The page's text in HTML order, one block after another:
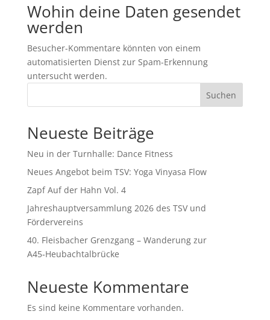
Wohin deine Daten gesendet
werden
Besucher-Kommentare könnten von einem
automatisierten Dienst zur Spam-Erkennung
untersucht werden.
Suchen
Neueste Beiträge
Neu in der Turnhalle: Dance Fitness
Neues Angebot beim TSV: Yoga Vinyasa Flow
Zapf Auf der Hahn Vol. 4
Jahreshauptversammlung 2026 des TSV und
Fördervereins
40. Fleisbacher Grenzgang – Wanderung zur
A45‑Heubachtalbrücke
Neueste Kommentare
Es sind keine Kommentare vorhanden.